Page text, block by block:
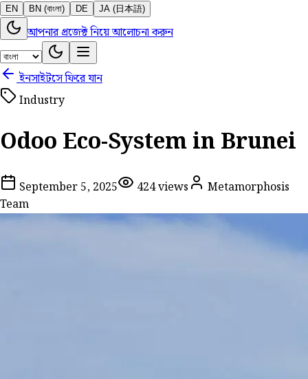
EN
BN (বাংলা) DE JA (日本語)
আপনার প্রজেক্ট নিয়ে আলোচনা করুন
ইনসাইটসে ফিরে যান
Industry
Odoo Eco-System in Brunei
September 5, 2025 424views
Metamorphosis
Team